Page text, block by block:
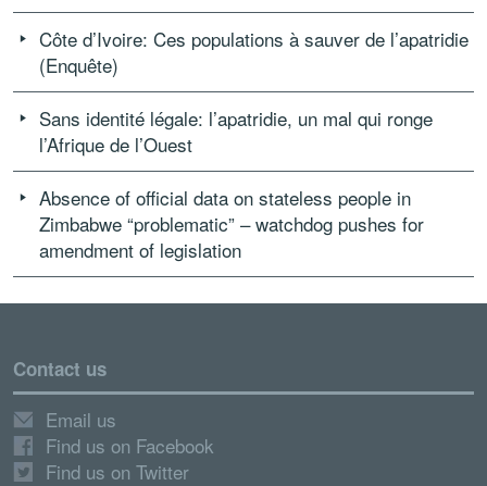
Côte d’Ivoire: Ces populations à sauver de l’apatridie
(Enquête)
Sans identité légale: l’apatridie, un mal qui ronge
l’Afrique de l’Ouest
Absence of official data on stateless people in
Zimbabwe “problematic” – watchdog pushes for
amendment of legislation
Contact us
Email us
Find us on Facebook
Find us on Twitter